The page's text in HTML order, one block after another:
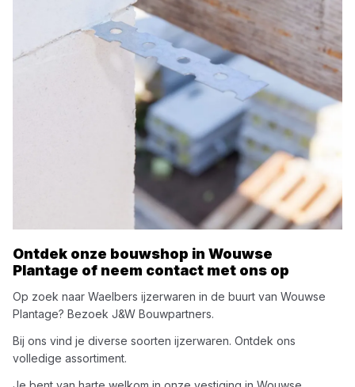
Ontdek onze bouwshop in Wouwse
Plantage of neem contact met ons op
Op zoek naar Waelbers ijzerwaren in de buurt van Wouwse
Plantage? Bezoek J&W Bouwpartners.
Bij ons vind je diverse soorten ijzerwaren. Ontdek ons
volledige assortiment.